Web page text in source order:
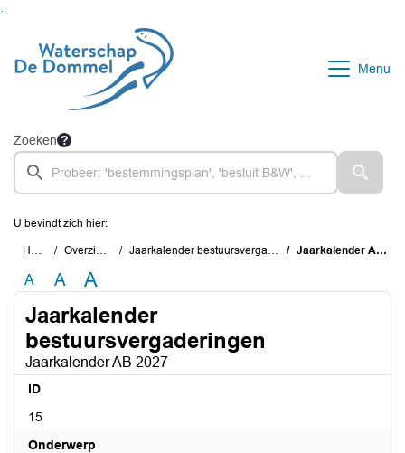
Menu
Zoeken
U bevindt zich hier:
Home Overzichten Jaarkalender bestuursvergaderingen Jaarkalender AB 2027
A A A
Jaarkalender
bestuursvergaderingen
Jaarkalender AB 2027
ID
15
Onderwerp